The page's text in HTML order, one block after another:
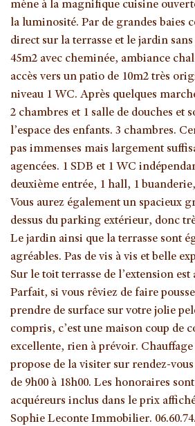
mène à la magnifique cuisine
la luminosité. Par de grandes baies
direct sur la terrasse et le jardin
45m2 avec cheminée, ambiance
accès vers un patio de 10m2 très
niveau 1 WC. Après quelques
2 chambres et 1 salle de douches et
l’espace des enfants. 3 chambres.
pas immenses mais largement
agencées. 1 SDB et 1 WC
deuxième entrée, 1 hall, 1
Vous aurez également un spacieux
dessus du parking extérieur, donc
Le jardin ainsi que la terrasse sont
agréables. Pas de vis à vis et belle
Sur le toit terrasse de l’extension
Parfait, si vous rêviez de faire
prendre de surface sur votre jolie
compris, c’est une maison coup de
excellente, rien à prévoir. Chauffage
propose de la visiter sur rendez-
de 9h00 à 18h00. Les honoraires
acquéreurs inclus dans le prix
Sophie Leconte Immobilier.